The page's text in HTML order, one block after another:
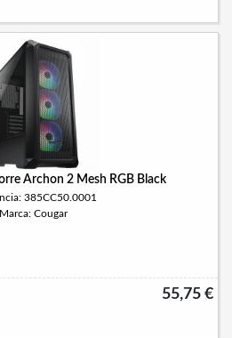
Archon 2 Mesh RGB Black
385CC50.0001
Marca: Cougar
55,75 €